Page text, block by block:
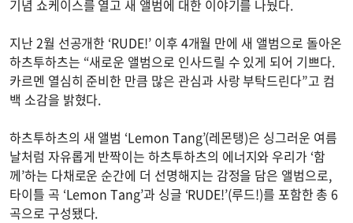
기념 쇼케이스를 열고 새 앨범에 대한 이야기를 나눴다.
지난 2월 선공개한 ‘RUDE!’ 이후 4개월 만에 새 앨범으로 돌아온
하츠투하츠는 “새로운 앨범으로 인사드릴 수 있게 되어 기쁘다.
카르멘 열심히 준비한 만큼 많은 관심과 사랑 부탁드린다”고 컴
백 소감을 밝혔다.
하츠투하츠의 새 앨범 ‘Lemon Tang’(레몬탱)은 싱그러운 여름
날처럼 자유롭게 반짝이는 하츠투하츠의 에너지와 우리가 ‘함
께’하는 다채로운 순간에 더 선명해지는 감정을 담은 앨범으로,
타이틀 곡 ‘Lemon Tang’과 싱글 ‘RUDE!’(루드!)를 포함한 총 6
곡으로 구성됐다.